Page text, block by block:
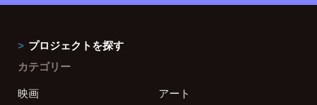
プロジェクトを探す
カテゴリー
映画
アート